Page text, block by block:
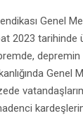
Genel
2023 tarihinde
depremin